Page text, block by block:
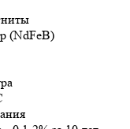
(NdFeB)